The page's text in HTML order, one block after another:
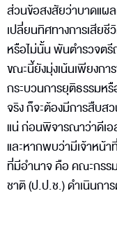
ส่วนข้อสงสัยว่าบาดแผ
เปลี่ยนทิศทางการเสียชี
หรือไม่นั้น พันตำรวจต
ขณะนี้ยังมุ่งเน้นเพียงกา
กระบวนการยุติธรรมห
จริง ก็จะต้องมีการสืบส
แน่ ก่อนพิจารณาว่าดีเอ
และหากพบว่ามีเจ้าหน้า
ที่มีอำนาจ คือ คณะกรร
ชาติ (ป.ป.ช.) ดำเนินก